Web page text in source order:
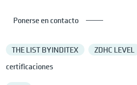
Ponerse en contacto
THE LIST BY INDITEX
ZDHC LEVEL
certificaciones